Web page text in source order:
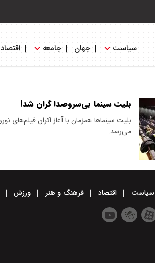
سیاست جهان جامعه اقتصاد
بلیت سینما بی‌‌سروصدا گران شد!
می‌رسد.
سیاست اقتصاد فرهنگ و هنر ورزش